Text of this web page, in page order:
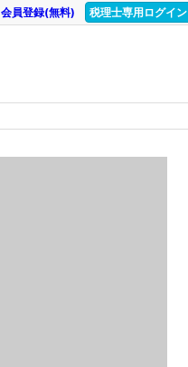
税理士専用ログイン
会員登録(無料)